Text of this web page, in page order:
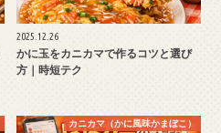
2025.12.26
かに玉をカニカマで作るコツと選び
方｜時短テク
カニカマ（かに風味かまぼこ）